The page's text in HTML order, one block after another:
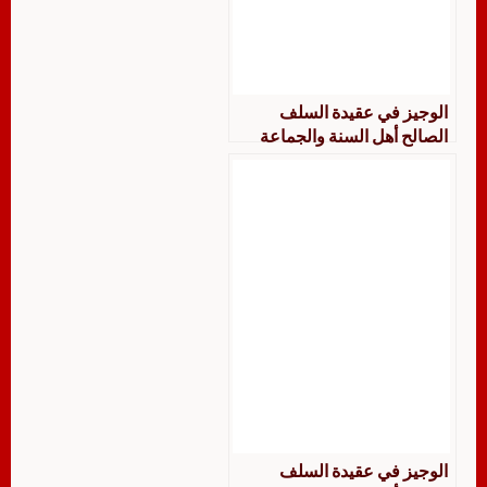
الوجيز في عقيدة السلف
الصالح أهل السنة والجماعة
الوجيز في عقيدة السلف